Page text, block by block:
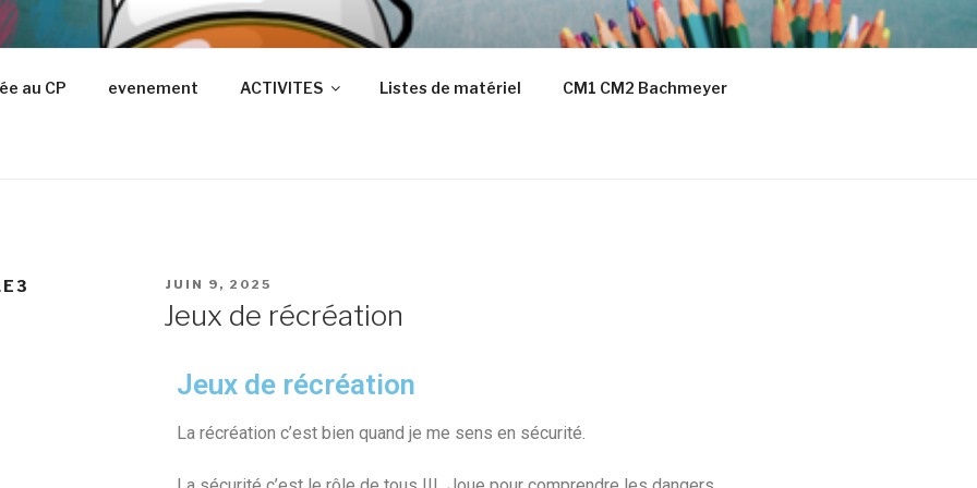
au CP evenement ACTIVITES Listes de matériel CM1 CM2 Bachmeyer
JUIN 9, 2025
Jeux de récréation
Jeux de récréation
La récréation c’est bien quand je me sens en sécurité.